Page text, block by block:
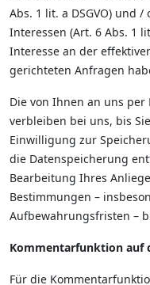
Abs. 1 lit. a DSGVO) und
Interessen (Art. 6 Abs. 1
Interesse an der
gerichteten Anfragen
Die von Ihnen an uns
verbleiben bei uns, bis
Einwilligung zur
die Datenspeicherung
Bearbeitung Ihres
Bestimmungen –
Aufbewahrungsfristen –
Kommentarfunktion auf
Für die